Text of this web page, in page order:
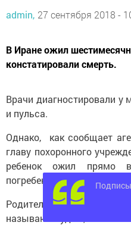
admin, 27 сентября 2018 -
В Иране ожил
констатировали смерть.
Врачи диагностировали
и пульса.
Однако, как сообщает
главу похоронного
ребенок ожил прямо
погребения.
Родители мальчика были
называют чудом, что их